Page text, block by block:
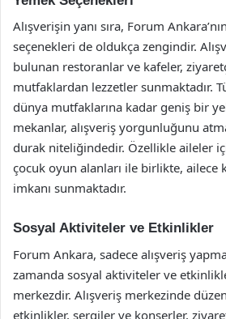
Alışverişin yanı sıra, Forum
seçenekleri de oldukça zengindir.
bulunan restoranlar ve kafeler,
mutfaklardan lezzetler sunmaktadır.
dünya mutfaklarına kadar geniş bir
mekanlar, alışveriş yorgunluğunu
durak niteliğindedir. Özellikle aileler
çocuk oyun alanları ile birlikte, ailece
imkanı sunmaktadır.
Sosyal Aktiviteler ve Etkinlikler
Forum Ankara, sadece alışveriş
zamanda sosyal aktiviteler ve
merkezdir. Alışveriş merkezinde
etkinlikler, sergiler ve konserler,